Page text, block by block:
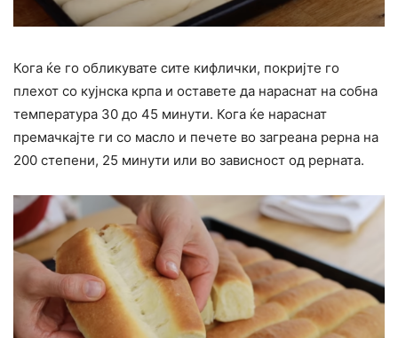
Кога ќе го обликувате сите кифлички, покријте го
плехот со кујнска крпа и оставете да нараснат на собна
температура 30 до 45 минути. Кога ќе нараснат
премачкајте ги со масло и печете во загреана рерна на
200 степени, 25 минути или во зависност од рерната.